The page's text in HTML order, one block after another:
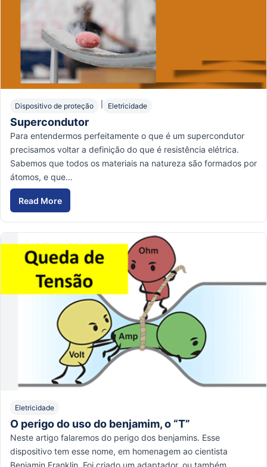
Dispositivo de proteção Eletricidade
Supercondutor
Para entendermos perfeitamente o que é um supercondutor
precisamos voltar a definição do que é resistência elétrica.
Sabemos que todos os materiais na natureza são formados por
átomos, e que…
Read More
Eletricidade
O perigo do uso do benjamim, o “T”
Neste artigo falaremos do perigo dos benjamins. Esse
dispositivo tem esse nome, em homenagem ao cientista
Benjamin Franklin. Foi criado um adaptador, ou também